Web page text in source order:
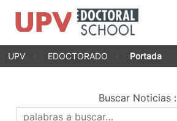
Saltar
UPV EDOCTORADO Portada
Buscar Noticias: